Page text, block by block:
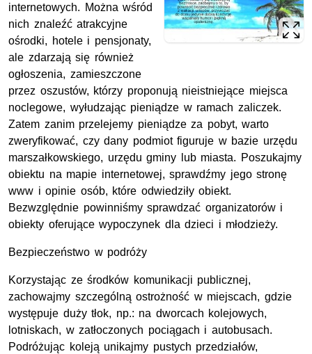
internetowych. Można wśród
nich znaleźć atrakcyjne
ośrodki, hotele i pensjonaty,
ale zdarzają się również
ogłoszenia, zamieszczone
przez oszustów, którzy proponują nieistniejące miejsca
noclegowe, wyłudzając pieniądze w ramach zaliczek.
Zatem zanim przelejemy pieniądze za pobyt, warto
zweryfikować, czy dany podmiot figuruje w bazie urzędu
marszałkowskiego, urzędu gminy lub miasta. Poszukajmy
obiektu na mapie internetowej, sprawdźmy jego stronę
www i opinie osób, które odwiedziły obiekt.
Bezwzględnie powinniśmy sprawdzać organizatorów i
obiekty oferujące wypoczynek dla dzieci i młodzieży.
Bezpieczeństwo w podróży
Korzystając ze środków komunikacji publicznej,
zachowajmy szczególną ostrożność w miejscach, gdzie
występuje duży tłok, np.: na dworcach kolejowych,
lotniskach, w zatłoczonych pociągach i autobusach.
Podróżując koleją unikajmy pustych przedziałów,